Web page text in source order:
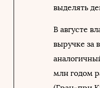
выделять
В августе
выручке за
млн годом